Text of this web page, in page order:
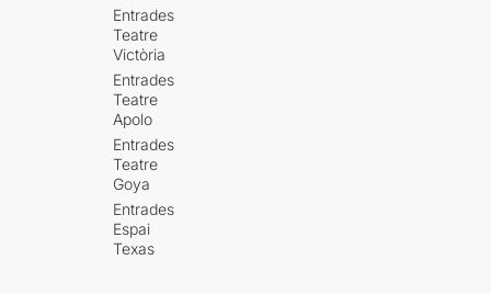
Entrades
Teatre
Victòria
Entrades
Teatre
Apolo
Entrades
Teatre
Goya
Entrades
Espai
Texas